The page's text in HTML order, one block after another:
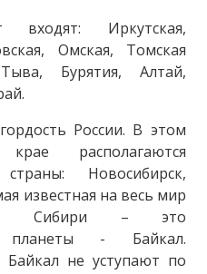
Иркутская,
Омская, Томская
Бурятия, Алтай,
России. В этом
располагаются
Новосибирск,
известная на весь мир
Сибири – это
планеты - Байкал.
Байкал не уступают по